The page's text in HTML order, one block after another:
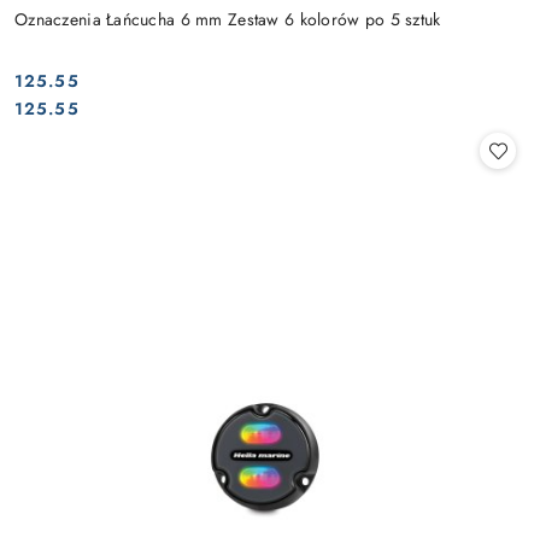
Oznaczenia Łańcucha 6 mm Zestaw 6 kolorów po 5 sztuk
Cena:
125.55
Cena:
125.55